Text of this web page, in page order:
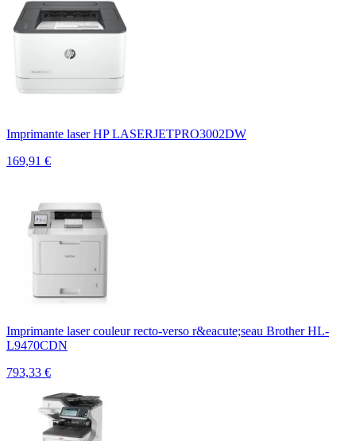
Imprimante laser HP LASERJETPRO3002DW
169,91 €
Imprimante laser couleur recto-verso r&eacute;seau Brother HL-
L9470CDN
793,33 €